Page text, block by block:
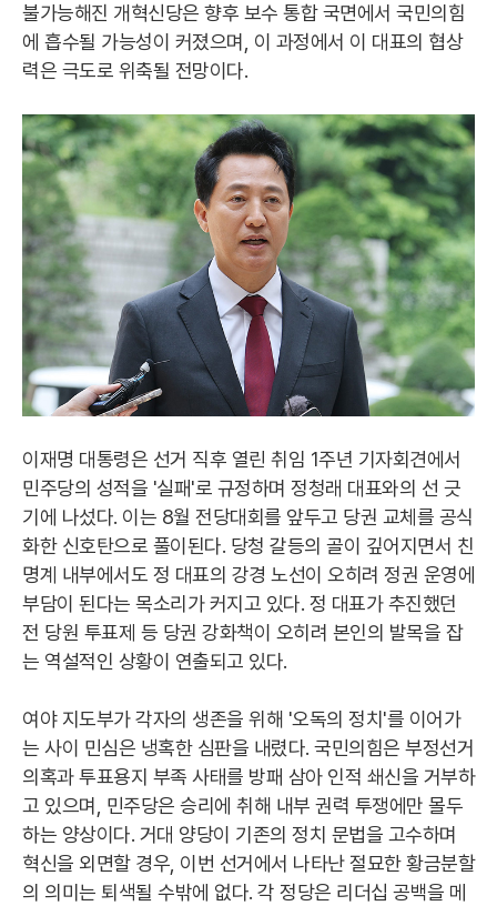
불가능해진 개혁신당은 향후 보수 통합 국면에서 국민의힘
에 흡수될 가능성이 커졌으며, 이 과정에서 이 대표의 협상
력은 극도로 위축될 전망이다.
이재명 대통령은 선거 직후 열린 취임 1주년 기자회견에서
민주당의 성적을 '실패'로 규정하며 정청래 대표와의 선 긋
기에 나섰다. 이는 8월 전당대회를 앞두고 당권 교체를 공식
화한 신호탄으로 풀이된다. 당청 갈등의 골이 깊어지면서 친
명계 내부에서도 정 대표의 강경 노선이 오히려 정권 운영에
부담이 된다는 목소리가 커지고 있다. 정 대표가 추진했던
전 당원 투표제 등 당권 강화책이 오히려 본인의 발목을 잡
는 역설적인 상황이 연출되고 있다.
여야 지도부가 각자의 생존을 위해 '오독의 정치'를 이어가
는 사이 민심은 냉혹한 심판을 내렸다. 국민의힘은 부정선거
의혹과 투표용지 부족 사태를 방패 삼아 인적 쇄신을 거부하
고 있으며, 민주당은 승리에 취해 내부 권력 투쟁에만 몰두
하는 양상이다. 거대 양당이 기존의 정치 문법을 고수하며
혁신을 외면할 경우, 이번 선거에서 나타난 절묘한 황금분할
의 의미는 퇴색될 수밖에 없다. 각 정당은 리더십 공백을 메